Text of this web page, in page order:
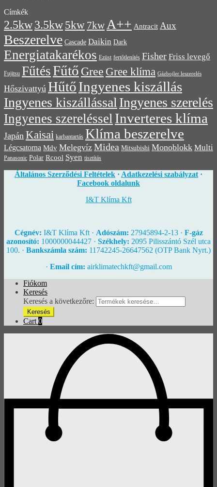
Címkék
2.5kw3.5kw5kw 7kw A++ Antracit Aux
Beszerelve Cascade Daikin Dark
Energiatakarékos Ezüst fertőtlenítés Fisher Friss levegő
Fujitsu Fűtés Fűtő Gree Gree klíma Gázbojler leszerelés
Hőszivattyú HűtőIngyenes kiszállás
Ingyenes kiszállással Ingyenes szerelés
Ingyenes szereléssel Inverteres klíma
Japán Kaisai karbantartás Klíma beszerelve
Légcsatorna Mdv Melegvíz Midea Mitsubishi Monoblokk Multi
Panasonic Polar Rcool Syen tisztítás
Általános Szerződési Feltételek · Adatkezelési szabályzat ·
Facebook oldalunk
I&T Klíma Kft
Cégnév: I&T Klíma Kft · Adószám: 27945894-2-13 · F-gáz
azonosító: 1000000044427 · Székhely: 2095 Pilisszántó Szél utca
100. · Bankszámla szám: 11742245-26647562 (OTP Bank Nyrt.)
· Email cím: airklimatechkft@gmail.com
Fiókom
Keresés
Keresés a következőre:
Keresés
Cart 0